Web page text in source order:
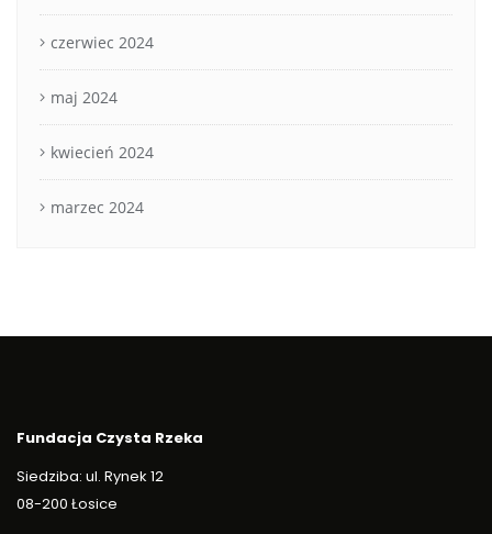
czerwiec 2024
maj 2024
kwiecień 2024
marzec 2024
Fundacja Czysta Rzeka
Siedziba: ul. Rynek 12
08-200 Łosice